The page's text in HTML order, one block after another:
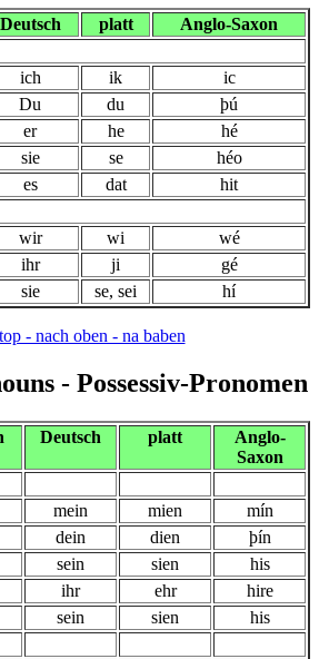
Deutsch platt
Anglo-Saxon
ich ik
ic
Du du
þú
er he
hé
sie se
héo
es dat
hit
wir wi
wé
ihr ji
gé
sie se, sei hí
- nach oben - na baben
- Possessiv-Pronomen
Deutsch platt
Anglo-
Saxon
mein mien
mín
dein dien
þín
sein sien
his
ihr ehr
hire
sein sien
his